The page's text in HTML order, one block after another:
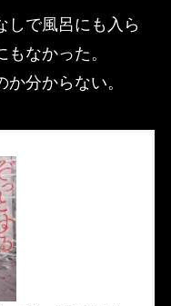
しで風呂にも入ら
なかった。
分からない。